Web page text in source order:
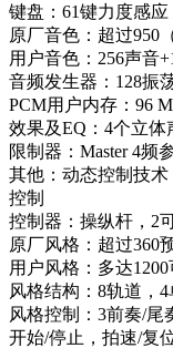
键盘：61键力度感应
原厂音色：超过950
用户音色：256声音
音频发生器：128振
PCM用户内存：96
效果及EQ：4个立体
限制器：Master 4频
其他：动态控制技
控制
控制器：操纵杆，2
原厂风格：超过360
用户风格：多达
风格结构：8轨道，
风格控制：3前奏/尾
开始/停止，拍速/复